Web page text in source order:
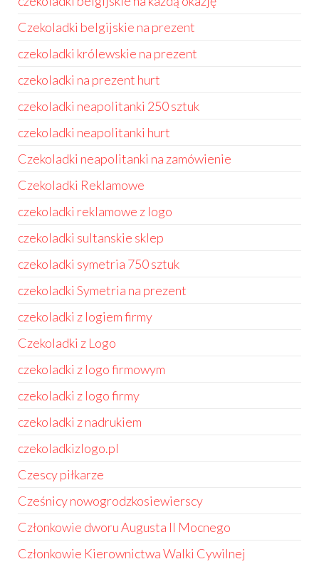
Czekoladki belgijskie na prezent
czekoladki królewskie na prezent
czekoladki na prezent hurt
czekoladki neapolitanki 250 sztuk
czekoladki neapolitanki hurt
Czekoladki neapolitanki na zamówienie
Czekoladki Reklamowe
czekoladki reklamowe z logo
czekoladki sultanskie sklep
czekoladki symetria 750 sztuk
czekoladki Symetria na prezent
czekoladki z logiem firmy
Czekoladki z Logo
czekoladki z logo firmowym
czekoladki z logo firmy
czekoladki z nadrukiem
czekoladkizlogo.pl
Czescy piłkarze
Cześnicy nowogrodzkosiewierscy
Członkowie dworu Augusta II Mocnego
Członkowie Kierownictwa Walki Cywilnej